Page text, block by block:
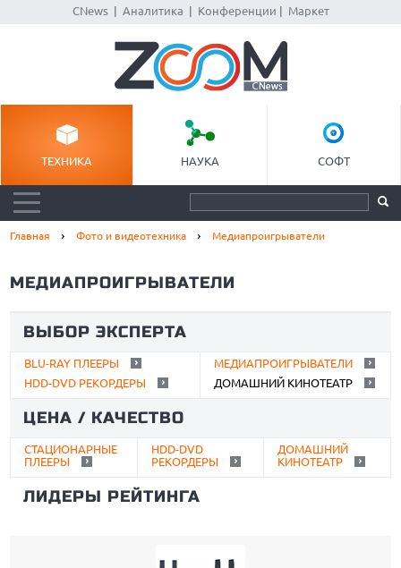
CNews| Аналитика Конференции Маркет
ТЕХНИКА НАУКА СОФТ
Главная Фото и видеотехника Медиапроигрыватели
МЕДИАПРОИГРЫВАТЕЛИ
ВЫБОР ЭКСПЕРТА
BLU-RAY ПЛЕЕРЫ
HDD-DVD РЕКОРДЕРЫ
МЕДИАПРОИГРЫВАТЕЛИ
ДОМАШНИЙ КИНОТЕАТР
ЦЕНА / КАЧЕСТВО
СТАЦИОНАРНЫЕ
ПЛЕЕРЫ
HDD-DVD
РЕКОРДЕРЫ
ДОМАШНИЙ
КИНОТЕАТР
ЛИДЕРЫ РЕЙТИНГА